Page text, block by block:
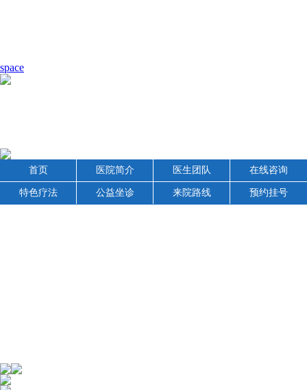
space
首页 医院简介 医生团队 在线咨询
特色疗法 公益坐诊 来院路线 预约挂号